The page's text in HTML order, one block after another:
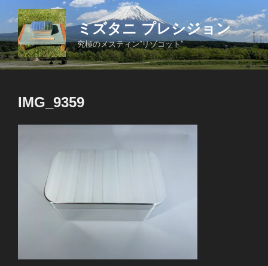
ン
テ
ン
ツ
ミズタニ プレシジョン
究極のメスティン”リゾコット”
IMG_9359